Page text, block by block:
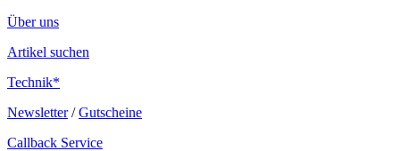
Über uns
Artikel suchen
Technik*
Newsletter/Gutscheine
Callback Service